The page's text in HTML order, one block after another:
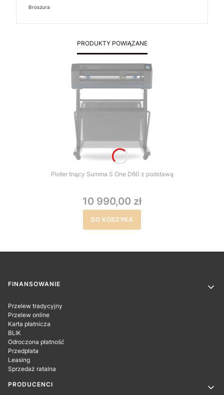
Broszura
PRODUKTY POWIĄZANE
Ploter tnący Summa S One D60 z podstawą
10 990,00 zł
DO KOSZYKA
Linki w stopce
FINANSOWANIE
Przelew tradycyjny
Przelew online
Karta płatnicza
BLIK
Odroczona płatność
Przedpłata
Leasing
Sprzedaż ratalna
PRODUCENCI